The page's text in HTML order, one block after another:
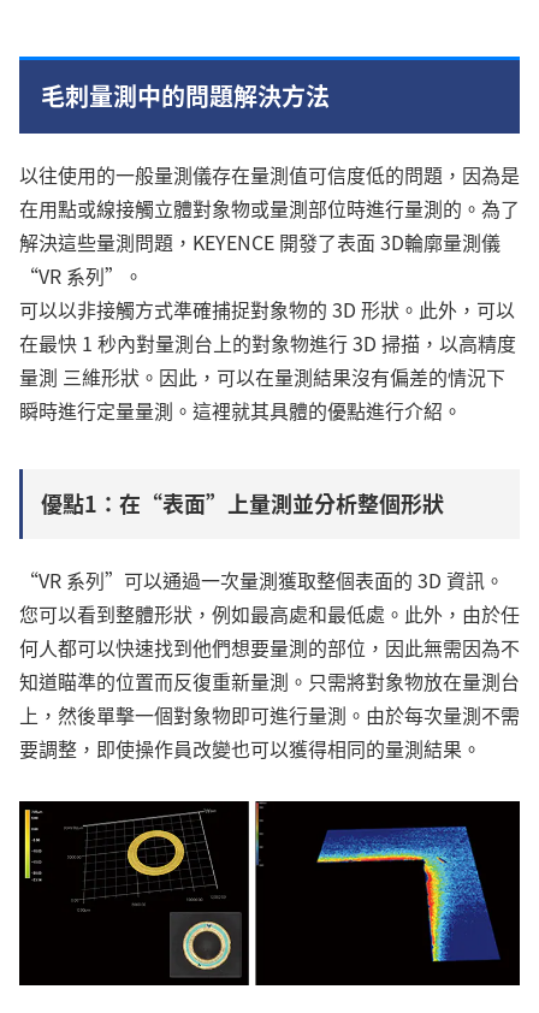
毛刺量測中的問題解決方法
以往使用的一般量測儀存在量測值可信度低的問題，因為是
在用點或線接觸立體對象物或量測部位時進行量測的。為了
解決這些量測問題，KEYENCE 開發了表面 3D輪廓量測儀
“VR 系列”。
可以以非接觸方式準確捕捉對象物的 3D 形狀。此外，可以
在最快 1 秒內對量測台上的對象物進行 3D 掃描，以高精度
量測 三維形狀。因此，可以在量測結果沒有偏差的情況下
瞬時進行定量量測。這裡就其具體的優點進行介紹。
優點1：在“表面”上量測並分析整個形狀
“VR 系列”可以通過一次量測獲取整個表面的 3D 資訊。
您可以看到整體形狀，例如最高處和最低處。此外，由於任
何人都可以快速找到他們想要量測的部位，因此無需因為不
知道瞄準的位置而反復重新量測。只需將對象物放在量測台
上，然後單擊一個對象物即可進行量測。由於每次量測不需
要調整，即使操作員改變也可以獲得相同的量測結果。